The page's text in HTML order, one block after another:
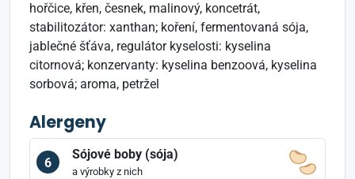
hořčice, křen, česnek, malinový, koncetrát,
stabilitozátor: xanthan; koření, fermentovaná sója,
jablečné šťáva, regulátor kyselosti: kyselina
citornová; konzervanty: kyselina benzoová, kyselina
sorbová; aroma, petržel
Alergeny
6
Sójové boby (sója)
a výrobky z nich